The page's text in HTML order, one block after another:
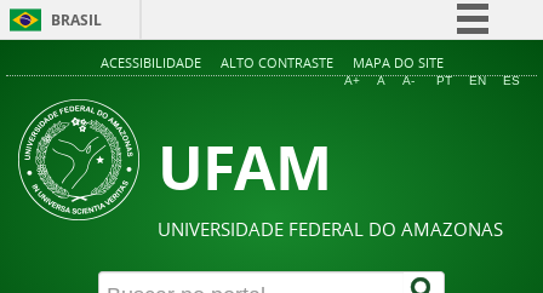
BRASIL
Simplifique!
Acesso à informação
ACESSIBILIDADE ALTO CONTRASTE MAPA DO SITE
A+ A A- PT EN ES
UFAM
UNIVERSIDADE FEDERAL DO AMAZONAS